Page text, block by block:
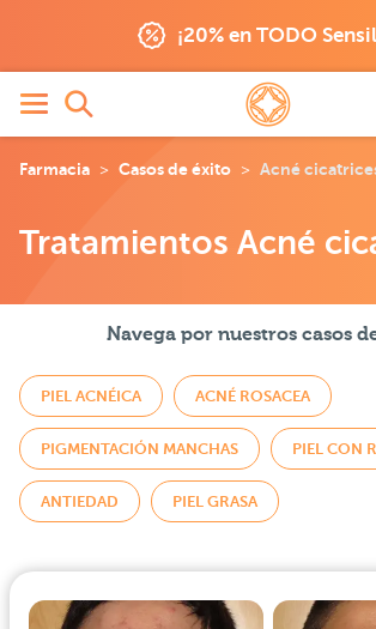
¡20% en TODO
Farmacia Casos de éxito Acné
Tratamientos Acné
Navega por nuestros casos
PIEL ACNÉICA ACNÉ ROSACEA
PIGMENTACIÓN MANCHAS PIEL CON
ANTIEDAD PIEL GRASA